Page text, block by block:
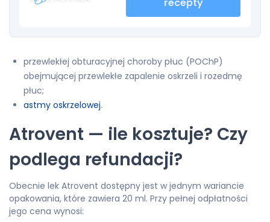
recepty
przewlekłej obturacyjnej choroby płuc (POChP)
obejmującej przewlekłe zapalenie oskrzeli i rozedmę
płuc;
astmy oskrzelowej.
Atrovent — ile kosztuje? Czy
podlega refundacji?
Obecnie lek Atrovent dostępny jest w jednym wariancie
opakowania, które zawiera 20 ml. Przy pełnej odpłatności
jego cena wynosi: